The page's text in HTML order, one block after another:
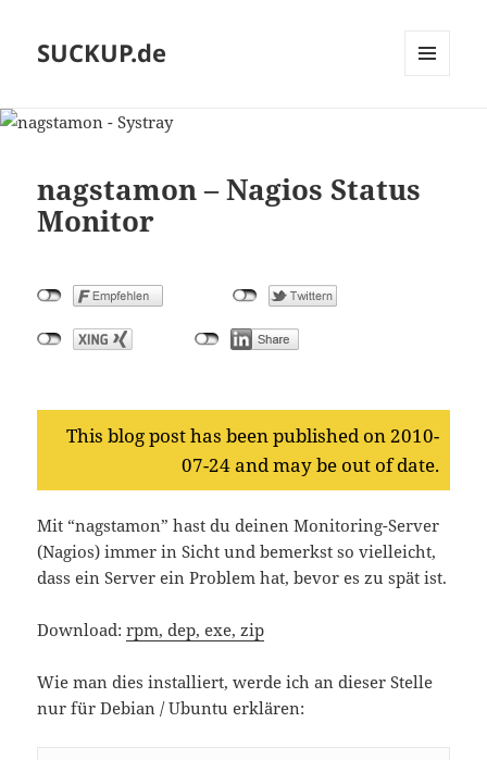
SUCKUP.de
nagstamon – Nagios Status
Monitor
This blog post has been published on 2010-
07-24 and may be out of date.
Mit “nagstamon” hast du deinen Monitoring-Server
(Nagios) immer in Sicht und bemerkst so vielleicht,
dass ein Server ein Problem hat, bevor es zu spät ist.
Download:rpm, dep, exe, zip
Wie man dies installiert, werde ich an dieser Stelle
nur für Debian / Ubuntu erklären: